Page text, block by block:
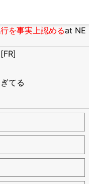
を事実上認めるat NE
てる